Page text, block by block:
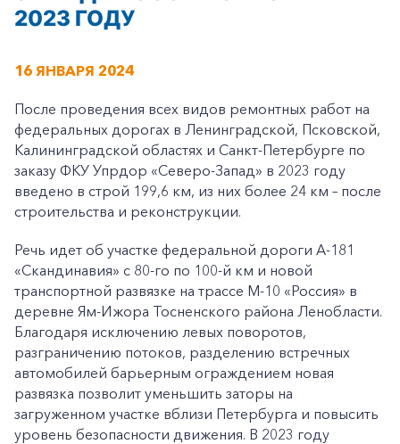
2023 ГОДУ
16 ЯНВАРЯ 2024
После проведения всех видов ремонтных работ на
федеральных дорогах в Ленинградской, Псковской,
Калининградской областях и Санкт-Петербурге по
заказу ФКУ Упрдор «Северо-Запад» в 2023 году
введено в строй 199,6 км, из них более 24 км – после
строительства и реконструкции.
Речь идет об участке федеральной дороги А-181
«Скандинавия» с 80-го по 100-й км и новой
транспортной развязке на трассе М-10 «Россия» в
деревне Ям-Ижора Тосненского района Ленобласти.
Благодаря исключению левых поворотов,
разграничению потоков, разделению встречных
автомобилей барьерным ограждением новая
развязка позволит уменьшить заторы на
загруженном участке вблизи Петербурга и повысить
уровень безопасности движения. В 2023 году